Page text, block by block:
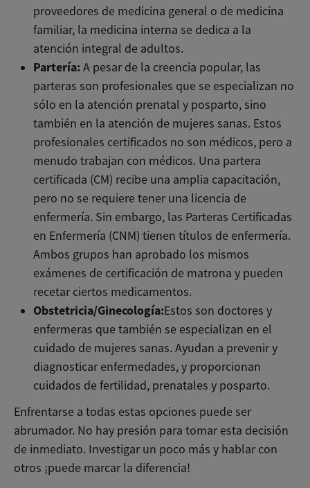
proveedores de medicina general o de medicina
familiar, la medicina interna se dedica a la
atención integral de adultos.
Partería: A pesar de la creencia popular, las
parteras son profesionales que se especializan no
sólo en la atención prenatal y posparto, sino
también en la atención de mujeres sanas. Estos
profesionales certificados no son médicos, pero a
menudo trabajan con médicos. Una partera
certificada (CM) recibe una amplia capacitación,
pero no se requiere tener una licencia de
enfermería. Sin embargo, las Parteras Certificadas
en Enfermería (CNM) tienen títulos de enfermería.
Ambos grupos han aprobado los mismos
exámenes de certificación de matrona y pueden
recetar ciertos medicamentos.
Obstetricia/Ginecología:Estos son doctores y
enfermeras que también se especializan en el
cuidado de mujeres sanas. Ayudan a prevenir y
diagnosticar enfermedades, y proporcionan
cuidados de fertilidad, prenatales y posparto.
Enfrentarse a todas estas opciones puede ser
abrumador. No hay presión para tomar esta decisión
de inmediato. Investigar un poco más y hablar con
otros ¡puede marcar la diferencia!